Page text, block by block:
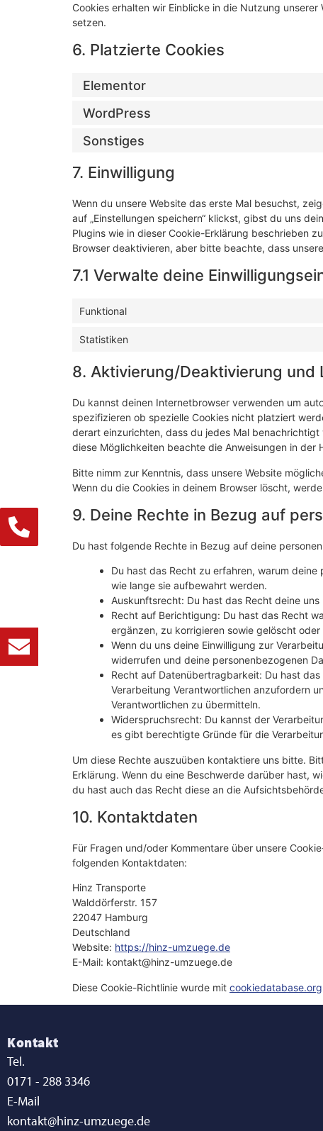
Cookies erhalten wir Einblicke in die Nutzung
setzen.
6. Platzierte Cookies
Elementor
WordPress
Sonstiges
7. Einwilligung
Wenn du unsere Website das erste Mal besuchst,
auf „Einstellungen speichern“ klickst, gibst du uns
Plugins wie in dieser Cookie-Erklärung beschrieben
Browser deaktivieren, aber bitte beachte, dass
7.1 Verwalte deine
Funktional
Statistiken
8. Aktivierung/Deaktivierung und
Du kannst deinen Internetbrowser verwenden um
spezifizieren ob spezielle Cookies nicht platziert
derart einzurichten, dass du jedes Mal
diese Möglichkeiten beachte die Anweisungen in der
Bitte nimm zur Kenntnis, dass unsere Website
Wenn du die Cookies in deinem Browser löscht,
9. Deine Rechte in Bezug auf
Du hast folgende Rechte in Bezug auf deine
Du hast das Recht zu erfahren, warum
wie lange sie aufbewahrt werden.
Auskunftsrecht: Du hast das Recht deine
Recht auf Berichtigung: Du hast das Recht
ergänzen, zu korrigieren sowie gelöscht
Wenn du uns deine Einwilligung zur
widerrufen und deine personenbezogenen
Recht auf Datenübertragbarkeit: Du hast
Verarbeitung Verantwortlichen anzufordern
Verantwortlichen zu übermitteln.
Widerspruchsrecht: Du kannst der
es gibt berechtigte Gründe für die
Um diese Rechte auszuüben kontaktiere uns bitte.
Erklärung. Wenn du eine Beschwerde darüber hast,
du hast auch das Recht diese an die
10. Kontaktdaten
Für Fragen und/oder Kommentare über unsere
folgenden Kontaktdaten:
Hinz Transporte
Walddörferstr. 157
22047 Hamburg
Deutschland
Website: https://hinz-umzuege.de
E-Mail: kontakt@hinz-umzuege.de
Diese Cookie-Richtlinie wurde mit cookiedatabase.org
Kontakt
Tel.
0171 - 288 3346
E-Mail
kontakt@hinz-umzuege.de